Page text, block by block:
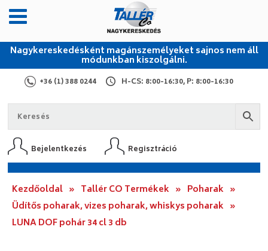
Nagykereskedésként magánszemélyeket sajnos nem áll
módunkban kiszolgálni.
+36 (1) 388 0244 H-CS: 8:00-16:30, P: 8:00-16:30
Bejelentkezés Regisztráció
Kezdőoldal » Tallér CO Termékek » Poharak »
Üdítős poharak, vizes poharak, whiskys poharak »
LUNA DOF pohár 34 cl 3 db